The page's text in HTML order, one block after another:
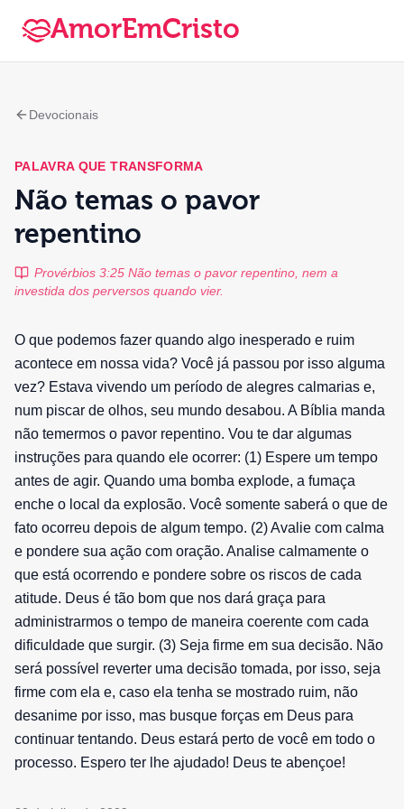
AmorEmCristo
Devocionais
PALAVRA QUE TRANSFORMA
Não temas o pavor
repentino
Provérbios 3:25 Não temas o pavor repentino, nem a
investida dos perversos quando vier.
O que podemos fazer quando algo inesperado e ruim
acontece em nossa vida? Você já passou por isso alguma
vez? Estava vivendo um período de alegres calmarias e,
num piscar de olhos, seu mundo desabou. A Bíblia manda
não temermos o pavor repentino. Vou te dar algumas
instruções para quando ele ocorrer: (1) Espere um tempo
antes de agir. Quando uma bomba explode, a fumaça
enche o local da explosão. Você somente saberá o que de
fato ocorreu depois de algum tempo. (2) Avalie com calma
e pondere sua ação com oração. Analise calmamente o
que está ocorrendo e pondere sobre os riscos de cada
atitude. Deus é tão bom que nos dará graça para
administrarmos o tempo de maneira coerente com cada
dificuldade que surgir. (3) Seja firme em sua decisão. Não
será possível reverter uma decisão tomada, por isso, seja
firme com ela e, caso ela tenha se mostrado ruim, não
desanime por isso, mas busque forças em Deus para
continuar tentando. Deus estará perto de você em todo o
processo. Espero ter lhe ajudado! Deus te abençoe!